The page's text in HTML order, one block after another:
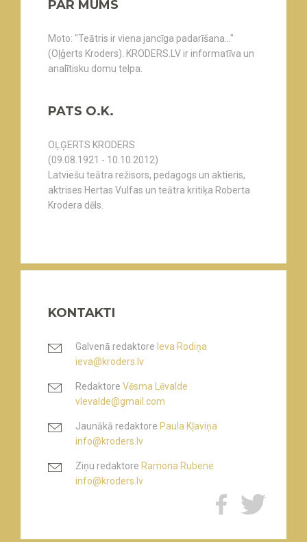
PAR MUMS
Moto: "Teātris ir viena jancīga padarīšana..."
(Oļģerts Kroders). KRODERS.LV ir informatīva un
analītisku domu telpa.
PATS O.K.
OĻĢERTS KRODERS
(09.08.1921 - 10.10.2012)
Latviešu teātra režisors, pedagogs un aktieris,
aktrises Hertas Vulfas un teātra kritiķa Roberta
Krodera dēls.
KONTAKTI
Galvenā redaktore Ieva Rodiņa
ieva@kroders.lv
Redaktore Vēsma Lēvalde
vlevalde@gmail.com
Jaunākā redaktore Paula Kļaviņa
info@kroders.lv
Ziņu redaktore Ramona Rubene
info@kroders.lv